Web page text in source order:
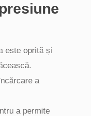
este oprită și
a
a permite